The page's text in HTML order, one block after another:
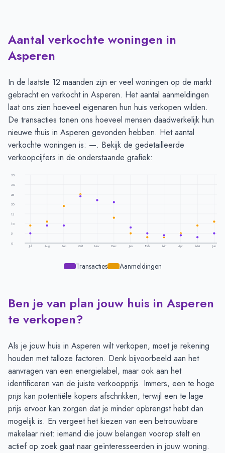
Aantal verkochte woningen in
Asperen
In de laatste 12 maanden zijn er veel woningen op de markt
gebracht en verkocht in Asperen. Het aantal aanmeldingen
laat ons zien hoeveel eigenaren hun huis verkopen wilden.
De transacties tonen ons hoeveel mensen daadwerkelijk hun
nieuwe thuis in Asperen gevonden hebben. Het aantal
verkochte woningen is: —. Bekijk de gedetailleerde
verkoopcijfers in de onderstaande grafiek:
35
30
25
20
15
10
5
0
Jul Aug Sep Okt Nov Dec Jan Feb Mrt Apr Mei Jun
Transacties Aanmeldingen
Transacties en aanmeldingen per maand - Asperen
Maand
Transacties
Juli
5
Augustus
September
9
19
25
November
22
December
21
13
Januari
8
5
Februari
5
3
Maart
4
3
April
4
5
Ben je van plan jouw huis in Asperen
te verkopen?
Als je jouw huis in Asperen wilt verkopen, moet je rekening
houden met talloze factoren. Denk bijvoorbeeld aan het
aanvragen van een energielabel, maar ook aan het
identificeren van de juiste verkoopprijs. Immers, een te hoge
prijs kan potentiële kopers afschrikken, terwijl een te lage
prijs ervoor kan zorgen dat je minder opbrengst hebt dan
mogelijk is. En vergeet het kiezen van een betrouwbare
makelaar niet: iemand die jouw belangen voorop stelt en
actief op zoek gaat naar geïnteresseerden in jouw woning.